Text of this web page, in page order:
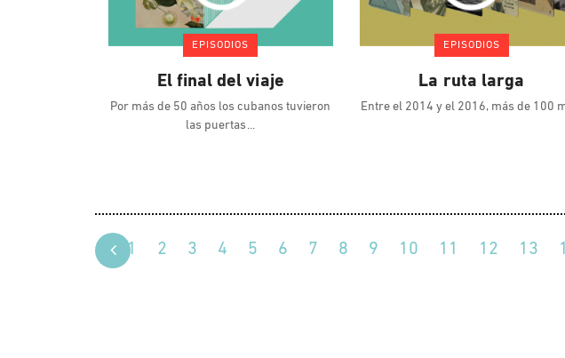
EPISODIOS
El final del viaje
Por más de 50 años los cubanos tuvieron
las puertas
EPISODIOS
La ruta larga
Entre el 2014 y el 2016, más de 100
1 2 3 4 5 6 7 8 9 10 11 12 13